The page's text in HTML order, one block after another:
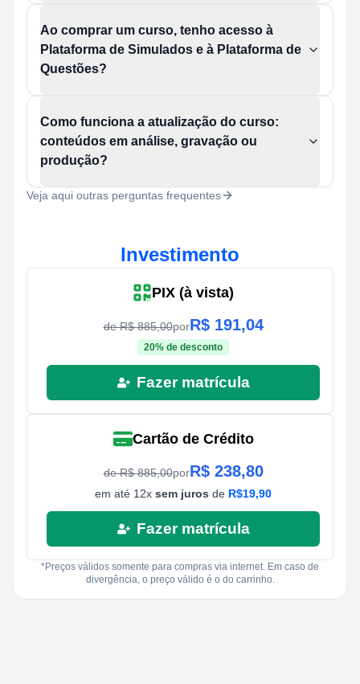
Ao comprar um curso, tenho acesso à
Plataforma de Simulados e à Plataforma de
Questões?
Como funciona a atualização do curso:
conteúdos em análise, gravação ou
produção?
Veja aqui outras perguntas frequentes
Investimento
PIX (à vista)
de R$885,00porR$ 191,04
20% de desconto
Fazer matrícula
Cartão de Crédito
de R$885,00porR$ 238,80
em até 12x sem juros de R$19,90
Fazer matrícula
*Preços válidos somente para compras via internet. Em caso de
divergência, o preço válido é o do carrinho.